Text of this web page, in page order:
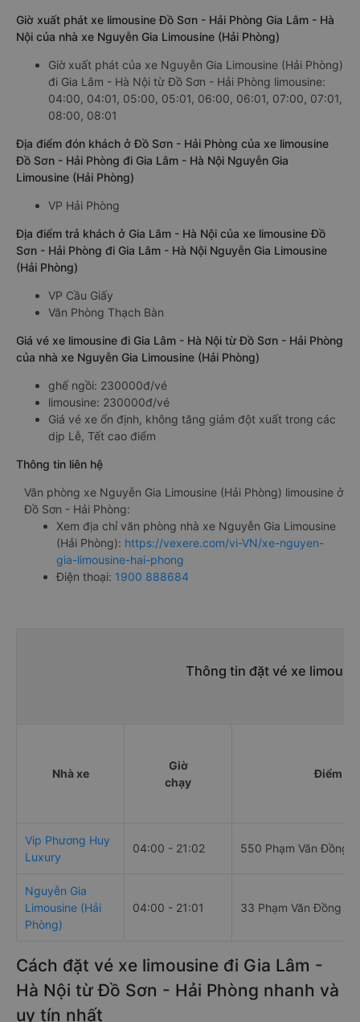
Giờ xuất phát xe limousine Đồ Sơn - Hải Phòng Gia Lâm - Hà
Nội của nhà xe Nguyễn Gia Limousine (Hải Phòng)
Giờ xuất phát của xe Nguyễn Gia Limousine (Hải Phòng)
đi Gia Lâm - Hà Nội từ Đồ Sơn - Hải Phòng limousine:
04:00, 04:01, 05:00, 05:01, 06:00, 06:01, 07:00, 07:01,
08:00, 08:01
Địa điểm đón khách ở Đồ Sơn - Hải Phòng của xe limousine
Đồ Sơn - Hải Phòng đi Gia Lâm - Hà Nội Nguyễn Gia
Limousine (Hải Phòng)
VP Hải Phòng
Địa điểm trả khách ở Gia Lâm - Hà Nội của xe limousine Đồ
Sơn - Hải Phòng đi Gia Lâm - Hà Nội Nguyễn Gia Limousine
(Hải Phòng)
VP Cầu Giấy
Văn Phòng Thạch Bàn
Giá vé xe limousine đi Gia Lâm - Hà Nội từ Đồ Sơn - Hải Phòng
của nhà xe Nguyễn Gia Limousine (Hải Phòng)
ghế ngồi: 230000đ/vé
limousine: 230000đ/vé
Giá vé xe ổn định, không tăng giảm đột xuất trong các
dịp Lễ, Tết cao điểm
Thông tin liên hệ
Văn phòng xe Nguyễn Gia Limousine (Hải Phòng) limousine ở
Đồ Sơn - Hải Phòng:
Xem địa chỉ văn phòng nhà xe Nguyễn Gia Limousine
(Hải Phòng): https://vexere.com/vi-VN/xe-nguyen-
gia-limousine-hai-phong
Điện thoại: 1900 888684
Thông tin đặt vé xe
Nhà xe
Giờ
chạy
Điểm đi
Vip Phương Huy
Luxury
04:00 - 21:02 550 Phạm Văn Đồng
Nguyễn Gia
Limousine (Hải
Phòng)
04:00 - 21:01 33 Phạm Văn Đồng
Cách đặt vé xe limousine đi Gia Lâm -
Hà Nội từ Đồ Sơn - Hải Phòng nhanh và
uy tín nhất